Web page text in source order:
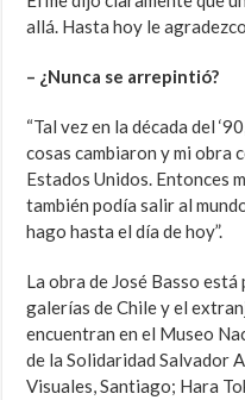
allá. Hasta hoy le
– ¿Nunca se arrepintió?
“Tal vez en la década del
cosas cambiaron y mi obra
Estados Unidos. Entonces
también podía salir al
hago hasta el día de hoy”.
La obra de José Basso
galerías de Chile y el
encuentran en el Museo
de la Solidaridad Salvador
Visuales, Santiago; Hara